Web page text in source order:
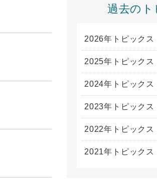
過去のト
2026年トピックス
2025年トピックス
2024年トピックス
2023年トピックス
2022年トピックス
2021年トピックス